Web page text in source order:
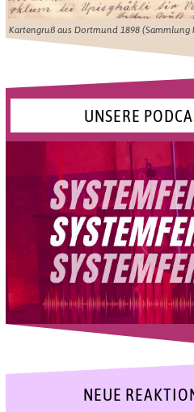
Kartengruß aus Dortmund 1898 (Sammlung
UNSERE
NEUE